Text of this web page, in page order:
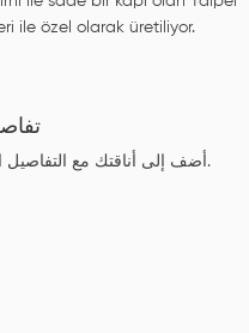
ile özel olarak üretiliyor.
أضف إلى أناقتك مع التفاصيل الدقيقة والملمس الر والجودة الفائقة.